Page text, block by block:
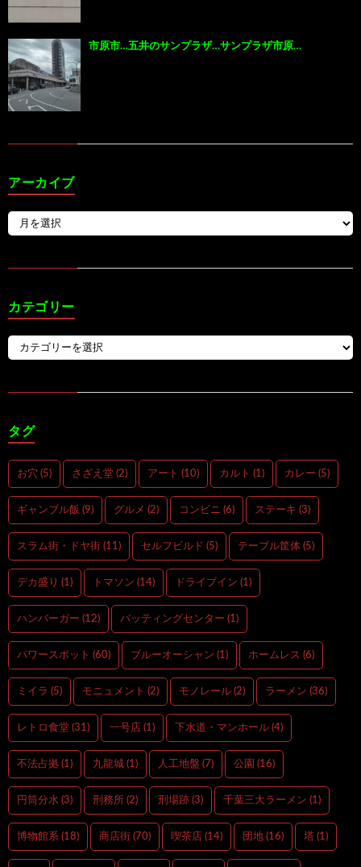
市原市…五井のサンプラザ…サンプラザ市原…
アーカイブ
カテゴリー
タグ
お穴 (5) さざえ堂 (2) アート (10) カルト (1) カレー (5)
ギャンブル飯 (9) グルメ (2) コンビニ (6) ステーキ (3)
スラム街・ドヤ街 (11) セルフビルド (5) テーブル筐体 (5)
デカ盛り (1) トマソン (14) ドライブイン (1)
ハンバーガー (12) バッティングセンター (1)
パワースポット (60) ブルーオーシャン (1) ホームレス (6)
ミイラ (5) モニュメント (2) モノレール (2) ラーメン (36)
レトロ食堂 (31) 一号店 (1) 下水道・マンホール (4)
不法占拠 (1) 九龍城 (1) 人工地盤 (7) 公園 (16)
円筒分水 (3) 刑務所 (2) 刑場跡 (3) 千葉三大ラーメン (1)
博物館系 (18) 商店街 (70) 喫茶店 (14) 団地 (16) 塔 (1)